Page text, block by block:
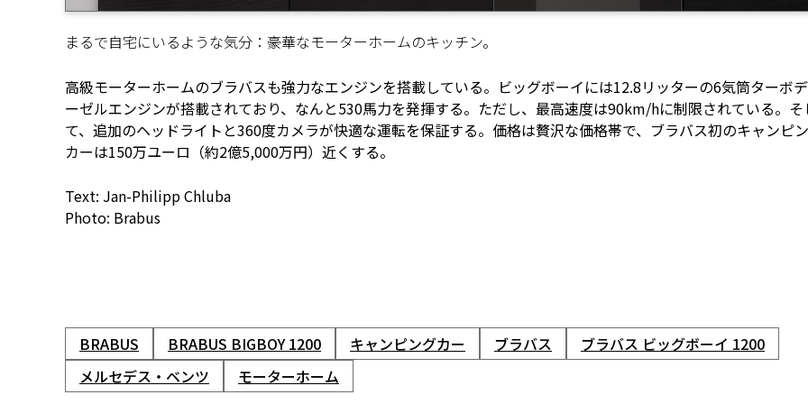
まるで自宅にいるような気分：豪華なモーターホームのキッチン。
高級モーターホームのブラバスも強力なエンジンを搭載している。ビッグボーイには12.8リッターの6気筒ターボ
ーゼルエンジンが搭載されており、なんと530馬力を発揮する。ただし、最高速度は90km/hに制限されている。そ
て、追加のヘッドライトと360度カメラが快適な運転を保証する。価格は贅沢な価格帯で、ブラバス初のキャンピ
カーは150万ユーロ（約2億5,000万円）近くする。
Text: Jan-Philipp Chluba
Photo: Brabus
BRABUS BRABUS BIGBOY 1200 キャンピングカー ブラバス
ブラバス ビッグボーイ 1200
メルセデス・ベンツ
モーターホーム